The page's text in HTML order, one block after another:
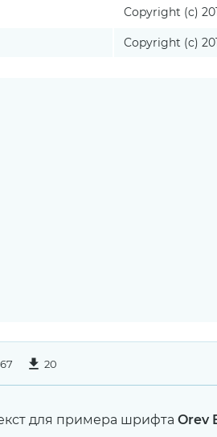
Copyright (c)
Copyright (c)
20
для примера шрифта Orev